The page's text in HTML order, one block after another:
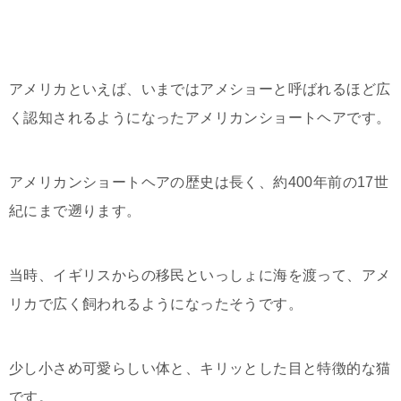
アメリカといえば、いまではアメショーと呼ばれるほど広
く認知されるようになったアメリカンショートヘアです。
アメリカンショートヘアの歴史は長く、約400年前の17世
紀にまで遡ります。
当時、イギリスからの移民といっしょに海を渡って、アメ
リカで広く飼われるようになったそうです。
少し小さめ可愛らしい体と、キリッとした目と特徴的な猫
です。